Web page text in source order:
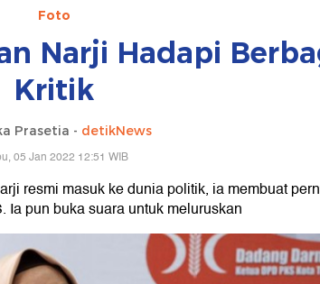
Foto
Narji Hadapi
Kritik
Prasetia - detikNews
05 Jan 2022 12:51 WIB
resmi masuk ke dunia politik, ia membuat
pun buka suara untuk meluruskan